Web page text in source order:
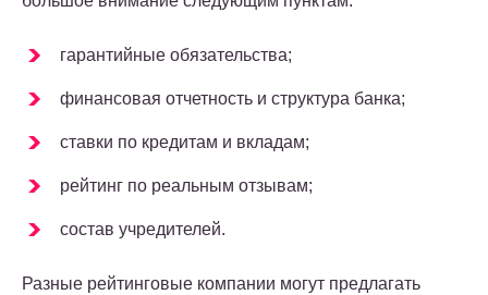
гарантийные обязательства;
финансовая отчетность и структура банка;
ставки по кредитам и вкладам;
рейтинг по реальным отзывам;
состав учредителей.
Разные рейтинговые компании могут предлагать